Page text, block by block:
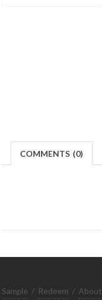
COMMENTS (0)
Sample / Redeem / About